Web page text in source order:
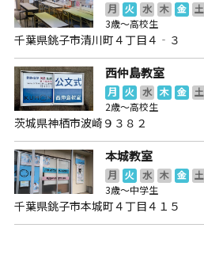
月 火 水 木 金 土
3歳～高校生
千葉県銚子市清川町４丁目４‐３
西仲島教室
月 火 水 木 金 土
2歳～高校生
茨城県神栖市波崎９３８２
本城教室
月 火 水 木 金 土
3歳～中学生
千葉県銚子市本城町４丁目４１５